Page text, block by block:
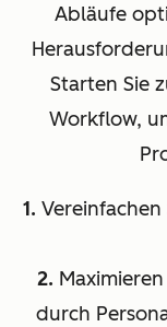
Abläufe
Starten Sie
Workflow,
1.
2.
durch